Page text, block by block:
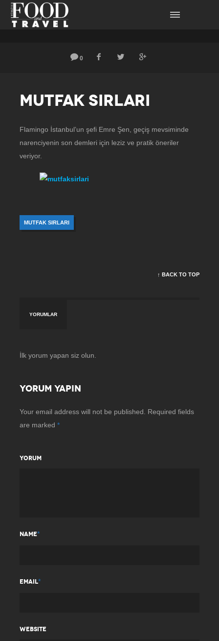
0
MUTFAK SIRLARI
Flamingo İstanbul’un şefi Emre Şen, geçiş mevsiminde
narenciyenin son demleri için leziz ve pratik öneriler
veriyor.
MUTFAK SIRLARI
↑ BACK TO TOP
YORUMLAR
İlk yorum yapan siz olun.
YORUM YAPIN
Your email address will not be published.
Required fields
are marked *
YORUM
NAME*
EMAIL*
WEBSITE